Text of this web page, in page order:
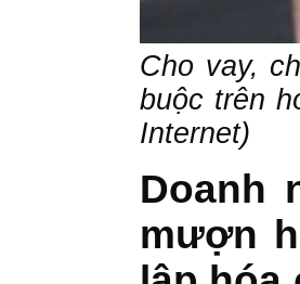
Cho vay,
buộc trên
Internet)
Doanh
mượn